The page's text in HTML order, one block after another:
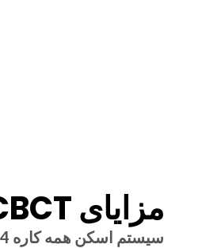
مزایای Carejoy CBCT
سیستم اسکن همه کاره 4 در 1